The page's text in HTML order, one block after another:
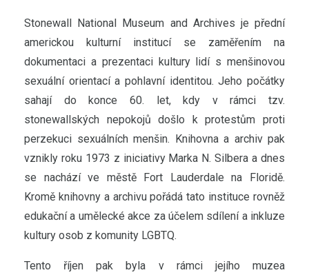
Stonewall National Museum and Archives je přední
americkou kulturní institucí se zaměřením na
dokumentaci a prezentaci kultury lidí s menšinovou
sexuální orientací a pohlavní identitou. Jeho počátky
sahají do konce 60. let, kdy v rámci tzv.
stonewallských nepokojů došlo k protestům proti
perzekuci sexuálních menšin. Knihovna a archiv pak
vznikly roku 1973 z iniciativy Marka N. Silbera a dnes
se nachází ve městě Fort Lauderdale na Floridě.
Kromě knihovny a archivu pořádá tato instituce rovněž
edukační a umělecké akce za účelem sdílení a inkluze
kultury osob z komunity LGBTQ.
Tento říjen pak byla v rámci jejího muzea